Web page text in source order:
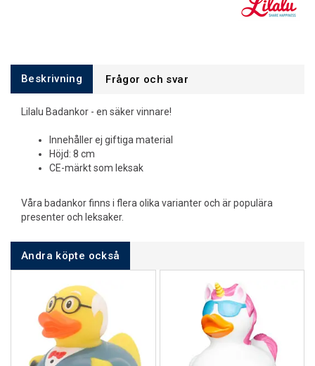
Beskrivning Frågor och svar
Lilalu Badankor - en säker vinnare!
Innehåller ej giftiga material
Höjd: 8 cm
CE-märkt som leksak
Våra badankor finns i flera olika varianter och är populära
presenter och leksaker.
Andra köpte också